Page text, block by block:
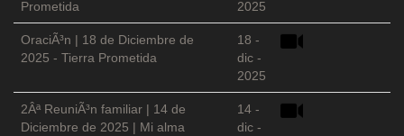
Prometida 2025
OraciÃ³n | 18 de Diciembre de
2025 - Tierra Prometida
18 -
dic -
2025
2Âª ReuniÃ³n familiar | 14 de
Diciembre de 2025 | Mi alma
14 -
dic -